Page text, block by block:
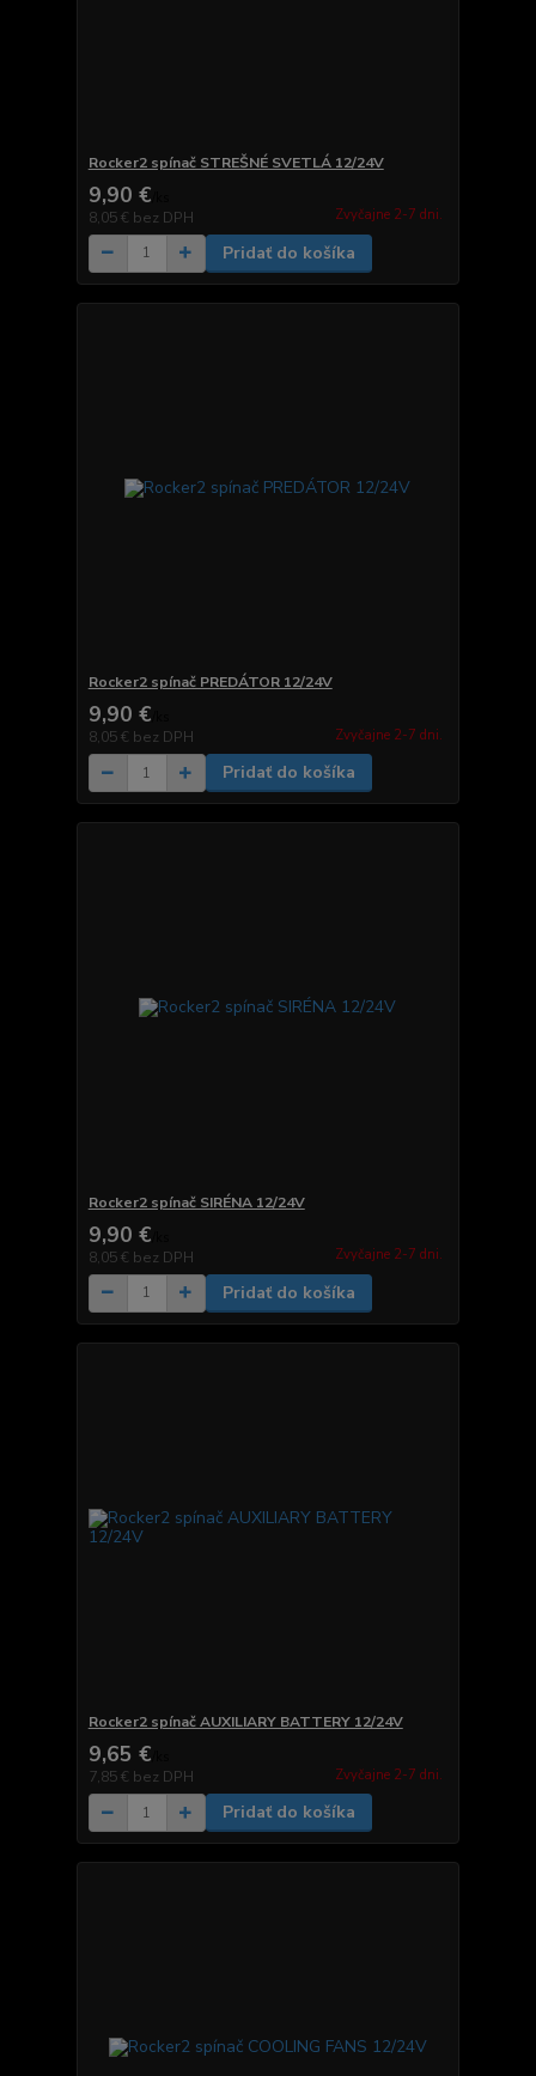
Rocker2 spínač STREŠNÉ SVETLÁ 12/24V
9,90 €
8,05 € bez DPH Zvyčajne 2-7 dni.
Pridať do košíka
Rocker2 spínač PREDÁTOR 12/24V
9,90 €
8,05 € bez DPH Zvyčajne 2-7 dni.
Pridať do košíka
Rocker2 spínač SIRÉNA 12/24V
9,90 €
8,05 € bez DPH Zvyčajne 2-7 dni.
Pridať do košíka
Rocker2 spínač AUXILIARY BATTERY 12/24V
9,65 €
7,85 € bez DPH Zvyčajne 2-7 dni.
Pridať do košíka